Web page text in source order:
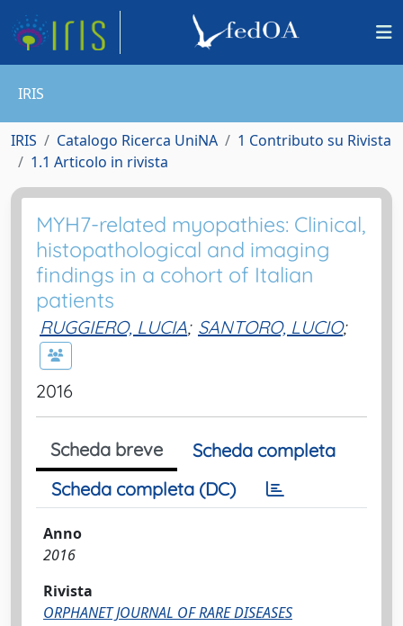
IRIS
IRIS Catalogo Ricerca UniNA
1 Contributo su Rivista
1.1 Articolo in rivista
MYH7-related myopathies: Clinical,
histopathological and imaging
findings in a cohort of Italian
patients
RUGGIERO, LUCIA; SANTORO, LUCIO;
2016
Scheda breve
Scheda completa
Scheda completa (DC)
Anno
2016
Rivista
ORPHANET JOURNAL OF RARE DISEASES